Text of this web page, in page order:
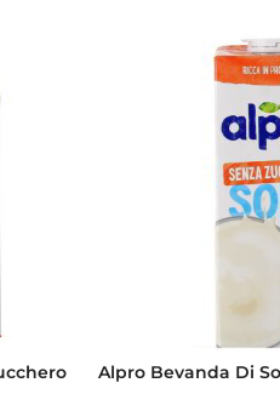
Alpro Bevanda Di